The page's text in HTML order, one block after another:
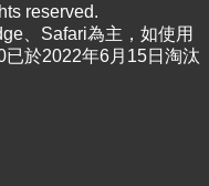
reserved.
、Safari為主，如使用
已於2022年6月15日淘汰